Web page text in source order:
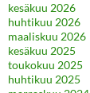
kesäkuu 2026
huhtikuu 2026
maaliskuu 2026
kesäkuu 2025
toukokuu 2025
huhtikuu 2025